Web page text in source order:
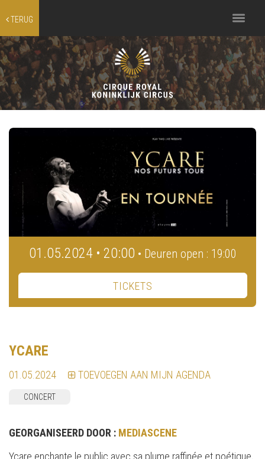
TERUG
Toggle
navigation
01.05.2024 • 20:00 • Deuren open : 19:00
TICKETS
YCARE
01.05.2024 TOEVOEGEN AAN MIJN AGENDA
CONCERT
GEORGANISEERD DOOR : MEDIASCENE
Ycare enchante le public avec sa plume raffinée et poétique,